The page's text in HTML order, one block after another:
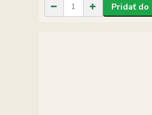
Pridať do